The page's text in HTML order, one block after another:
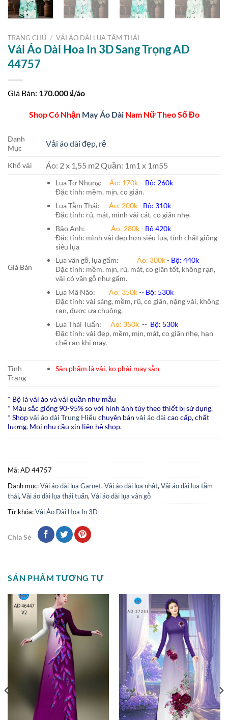
TRANG CHỦ / VẢI ÁO DÀI LỤA TẰM THÁI
Vải Áo Dài Hoa In 3D Sang Trọng AD
44757
Giá Bán: 170.000 ₫/áo
Shop Có Nhận May Áo DàiNam Nữ Theo Số Đo
Danh
Mục
Vải áo dài đẹp, rẻ
Khổ vải Áo: 2 x 1,55 m2 Quần: 1m1 x 1m55
Giá Bán
Lụa Tơ Nhung: Áo: 170k- Bộ: 260k
Đặc tính: mềm, mịn, co giãn.
Lụa Tằm Thái: Áo: 200k- Bộ: 310k
Đặc tính: rủ, mát, mình vải cát, co giãn nhẹ.
Bảo Anh: Áo: 280k- Bộ 420k
Đặc tính: mình vải đẹp hơn siêu lụa, tính chất giống
siêu lụa
Lụa vân gỗ, lụa gấm: Áo: 300k- Bộ: 440k
Đặc tính: mềm, mịn, rủ, mát, co giãn tốt, không rạn,
vải có vân gỗ như gấm.
Lụa Mã Não: Áo: 350k-- Bộ: 530k
Đặc tính: vải sáng, mềm, rũ, co giãn, nặng vải, không
rạn, được ưa chuộng.
Lụa Thái Tuấn: Áo: 350k-- Bộ: 530k
Đặc tính: vải đẹp, mềm, mịn, mát, co giãn nhẹ, hạn
chế rạn khi may.
Tình
Trạng
Sản phẩm là vải, ko phải may sẵn
* Bộ là vải áo và vải quần như mẫu
* Màu sắc giống 90-95% so với hình ảnh tùy theo thiết bị sử dụng.
* Shopvải áo dài Trung Hiếu chuyên bán vải áo dài cao cấp, chất
lượng. Mọi nhu cầu xin liên hệ shop.
Mã:AD 44757
Danh mục:Vải áo dài lụa Garnet,Vải áo dài lụa nhật,Vải áo dài lụa tằm
thái,Vải áo dài lụa thái tuấn,Vải áo dài lụa vân gỗ
Từ khóa:Vải Áo Dài Hoa In 3D
Chia Sẻ
SẢN PHẨM TƯƠNG TỰ